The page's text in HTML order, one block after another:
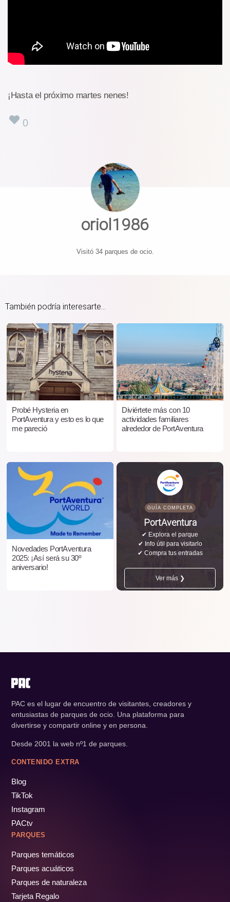
¡Hasta el próximo martes nenes!
0
oriol1986
Visitó 34 parques de ocio.
También podría interesarte...
Probé Hysteria en
PortAventura y esto es lo que
me pareció
Diviértete más con 10
actividades familiares
alrededor de PortAventura
Novedades PortAventura
2025: ¡Así será su 30º
aniversario!
GUÍA COMPLETA
PortAventura
✔ Explora el parque
✔ Info útil para visitarlo
✔ Compra tus entradas
Ver más ❯
PAC es el lugar de encuentro de visitantes, creadores y
entusiastas de parques de ocio. Una plataforma para
divertirse y compartir online y en persona.
Desde 2001 la web nº1 de parques.
CONTENIDO EXTRA
Blog
TikTok
Instagram
PACtv
PARQUES
Parques temáticos
Parques acuáticos
Parques de naturaleza
Tarjeta Regalo